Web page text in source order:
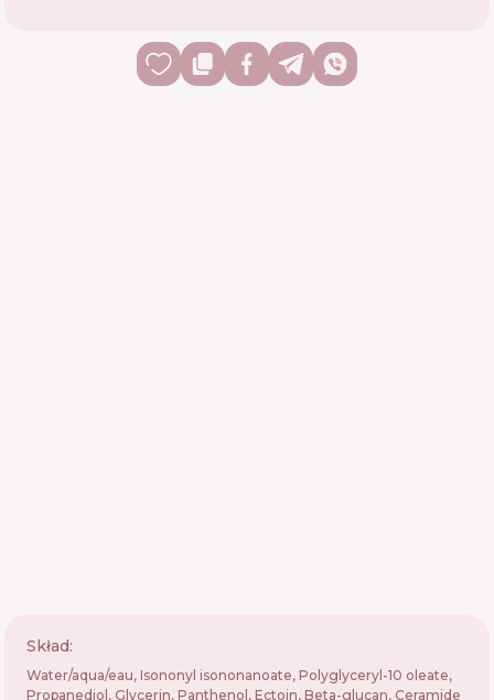
Skład:
Water/aqua/eau, Isononyl isononanoate, Polyglyceryl-10 oleate,
Propanediol, Glycerin, Panthenol, Ectoin, Beta-glucan, Ceramide